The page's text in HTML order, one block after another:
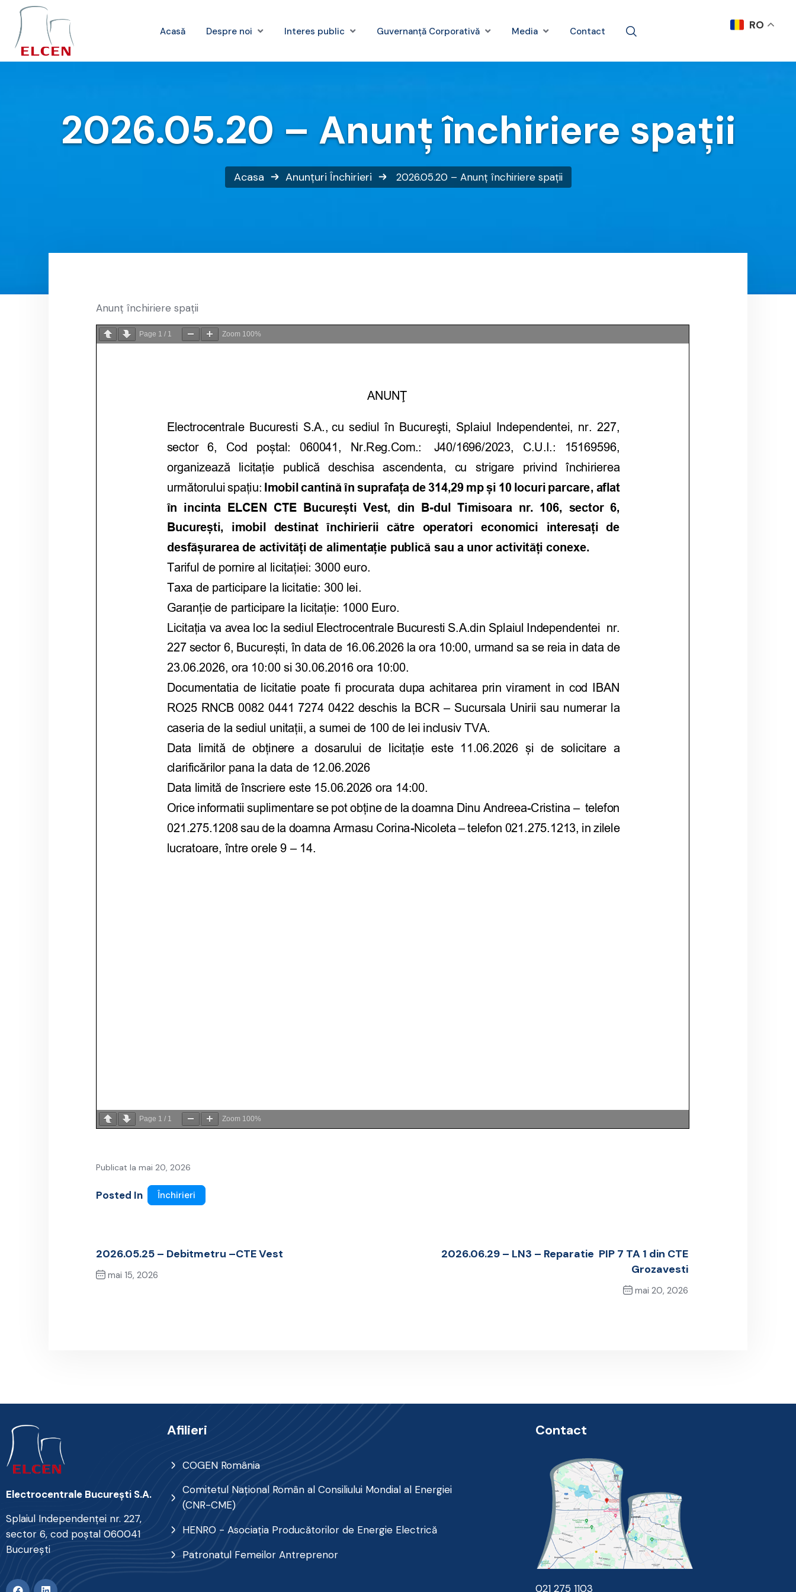
Acasă Despre noi Interes public Guvernanță Corporativă Media Contact
2026.05.20 – Anunț închiriere spații
Acasa Anunțuri Închirieri 2026.05.20 – Anunț închiriere spații
Anunț închiriere spații
Page 1 / 1 Zoom 100%
Page 1 / 1 Zoom 100%
Publicat la mai 20, 2026
Posted In Închirieri
2026.05.25 – Debitmetru –CTE Vest
mai 15, 2026
2026.06.29 – LN3 – Reparatie PIP 7 TA 1 din CTE
Grozavesti
mai 20, 2026
Electrocentrale Bucureşti S.A.
Splaiul Independenţei nr. 227,
sector 6, cod poştal 060041
Bucureşti
Afilieri
COGEN România
Comitetul Naţional Român al Consiliului Mondial al Energiei
(CNR-CME)
HENRO - Asociația Producătorilor de Energie Electrică
Patronatul Femeilor Antreprenor
Contact
021 275 1103
RO